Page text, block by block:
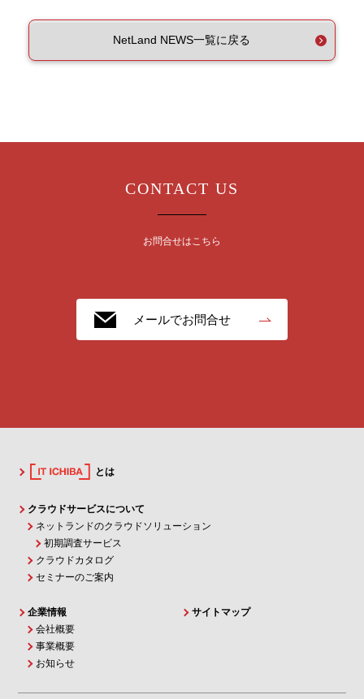
NetLand NEWS一覧に戻る
CONTACT US
お問合せはこちら
メールでお問合せ
とは
クラウドサービスについて
ネットランドのクラウドソリューション
初期調査サービス
クラウドカタログ
セミナーのご案内
企業情報
会社概要
事業概要
お知らせ
サイトマップ